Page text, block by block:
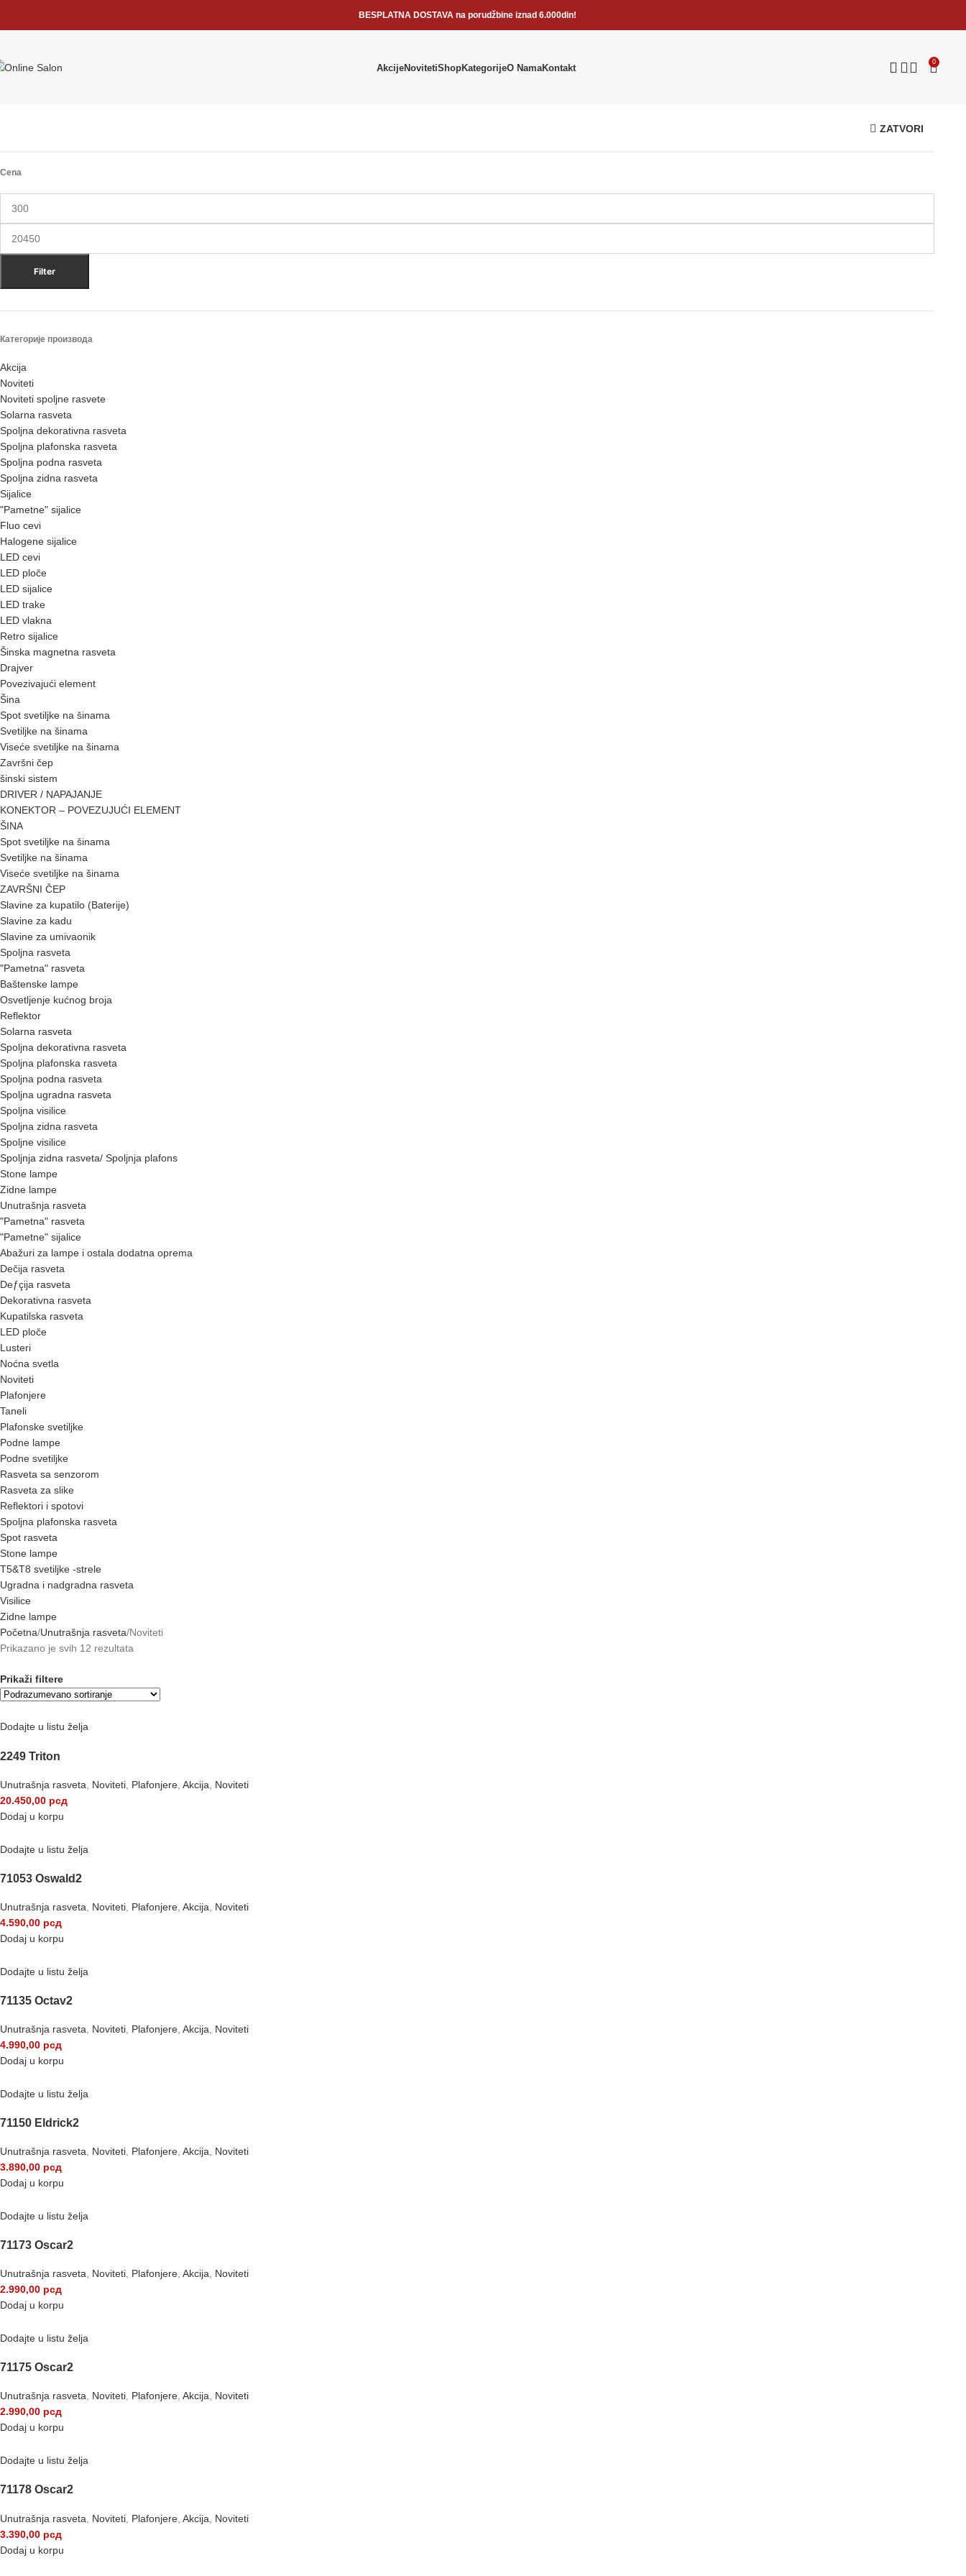
BESPLATNA DOSTAVA na porudžbine iznad 6.000din!
AkcijeNovitetiShopKategorijeO NamaKontakt
0
ZATVORI
Cena
Filter
Категорије производа
Akcija
Noviteti
Noviteti spoljne rasvete
Solarna rasveta
Spoljna dekorativna rasveta
Spoljna plafonska rasveta
Spoljna podna rasveta
Spoljna zidna rasveta
Sijalice
"Pametne" sijalice
Fluo cevi
Halogene sijalice
LED cevi
LED ploče
LED sijalice
LED trake
LED vlakna
Retro sijalice
Šinska magnetna rasveta
Drajver
Povezivajući element
Šina
Spot svetiljke na šinama
Svetiljke na šinama
Viseće svetiljke na šinama
Završni čep
šinski sistem
DRIVER / NAPAJANJE
KONEKTOR – POVEZUJUĆI ELEMENT
ŠINA
Spot svetiljke na šinama
Svetiljke na šinama
Viseće svetiljke na šinama
ZAVRŠNI ČEP
Slavine za kupatilo (Baterije)
Slavine za kadu
Slavine za umivaonik
Spoljna rasveta
"Pametna" rasveta
Baštenske lampe
Osvetljenje kućnog broja
Reflektor
Solarna rasveta
Spoljna dekorativna rasveta
Spoljna plafonska rasveta
Spoljna podna rasveta
Spoljna ugradna rasveta
Spoljna visilice
Spoljna zidna rasveta
Spoljne visilice
Spoljnja zidna rasveta/ Spoljnja plafons
Stone lampe
Zidne lampe
Unutrašnja rasveta
"Pametna" rasveta
"Pametne" sijalice
Abažuri za lampe i ostala dodatna oprema
Dečija rasveta
Deƒçija rasveta
Dekorativna rasveta
Kupatilska rasveta
LED ploče
Lusteri
Noćna svetla
Noviteti
Plafonjere
Taneli
Plafonske svetiljke
Podne lampe
Podne svetiljke
Rasveta sa senzorom
Rasveta za slike
Reflektori i spotovi
Spoljna plafonska rasveta
Spot rasveta
Stone lampe
T5&T8 svetiljke -strele
Ugradna i nadgradna rasveta
Visilice
Zidne lampe
Početna Unutrašnja rasveta Noviteti
Prikazano je svih 12 rezultata
Prikaži filtere
Dodajte u listu želja
2249 Triton
Unutrašnja rasveta, Noviteti, Plafonjere, Akcija, Noviteti
20.450,00 рсд
Dodaj u korpu
Dodajte u listu želja
71053 Oswald2
Unutrašnja rasveta, Noviteti, Plafonjere, Akcija, Noviteti
4.590,00 рсд
Dodaj u korpu
Dodajte u listu želja
71135 Octav2
Unutrašnja rasveta, Noviteti, Plafonjere, Akcija, Noviteti
4.990,00 рсд
Dodaj u korpu
Dodajte u listu želja
71150 Eldrick2
Unutrašnja rasveta, Noviteti, Plafonjere, Akcija, Noviteti
3.890,00 рсд
Dodaj u korpu
Dodajte u listu želja
71173 Oscar2
Unutrašnja rasveta, Noviteti, Plafonjere, Akcija, Noviteti
2.990,00 рсд
Dodaj u korpu
Dodajte u listu želja
71175 Oscar2
Unutrašnja rasveta, Noviteti, Plafonjere, Akcija, Noviteti
2.990,00 рсд
Dodaj u korpu
Dodajte u listu želja
71178 Oscar2
Unutrašnja rasveta Noviteti Plafonjere Akcija
Noviteti
3.390,00 рсд
Dodaj u korpu